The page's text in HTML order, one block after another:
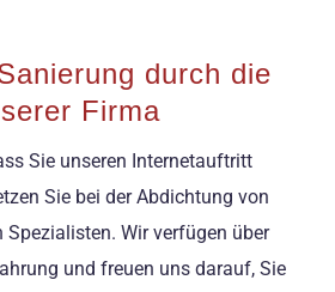
durch die
Firma
Sie unseren Internetauftritt
Sie bei der Abdichtung von
Spezialisten. Wir verfügen über
und freuen uns darauf, Sie